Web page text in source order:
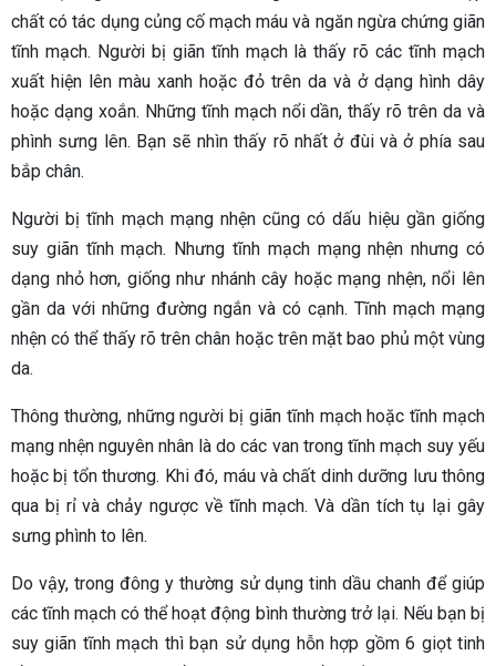
chất có tác dụng củng cố mạch máu và ngăn ngừa chứng giãn
tĩnh mạch. Người bị giãn tĩnh mạch là thấy rõ các tĩnh mạch
xuất hiện lên màu xanh hoặc đỏ trên da và ở dạng hình dây
hoặc dạng xoắn. Những tĩnh mạch nổi dần, thấy rõ trên da và
phình sưng lên. Bạn sẽ nhìn thấy rõ nhất ở đùi và ở phía sau
bắp chân.
Người bị tĩnh mạch mạng nhện cũng có dấu hiệu gần giống
suy giãn tĩnh mạch. Nhưng tĩnh mạch mạng nhện nhưng có
dạng nhỏ hơn, giống như nhánh cây hoặc mạng nhện, nổi lên
gần da với những đường ngắn và có cạnh. Tĩnh mạch mạng
nhện có thể thấy rõ trên chân hoặc trên mặt bao phủ một vùng
da.
Thông thường, những người bị giãn tĩnh mạch hoặc tĩnh mạch
mạng nhện nguyên nhân là do các van trong tĩnh mạch suy yếu
hoặc bị tổn thương. Khi đó, máu và chất dinh dưỡng lưu thông
qua bị rỉ và chảy ngược về tĩnh mạch. Và dần tích tụ lại gây
sưng phình to lên.
Do vậy, trong đông y thường sử dụng tinh dầu chanh để giúp
các tĩnh mạch có thể hoạt động bình thường trở lại. Nếu bạn bị
suy giãn tĩnh mạch thì bạn sử dụng hỗn hợp gồm 6 giọt tinh